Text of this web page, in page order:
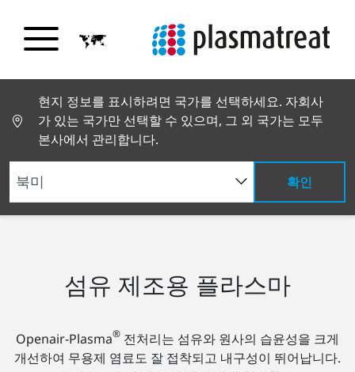
현지 정보를 표시하려면 국가를 선택하세요. 자회사
가 있는 국가만 선택할 수 있으며, 그 외 국가는 모두
본사에서 관리합니다.
확인
산업 솔루션
텍스타일
섬유 제조용 플라스마
Openair-Plasma® 전처리는 섬유와 원사의 습윤성을 크게
개선하여 무용제 염료도 잘 접착되고 내구성이 뛰어납니다.